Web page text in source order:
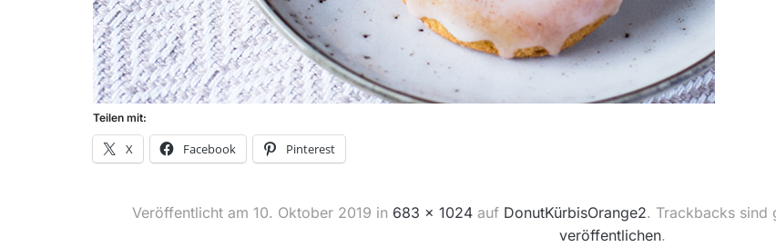
Teilen mit:
X Facebook Pinterest
Veröffentlicht am 10. Oktober 2019 in 683 × 1024 auf DonutKürbisOrange2. Trackbacks sind
veröffentlichen.